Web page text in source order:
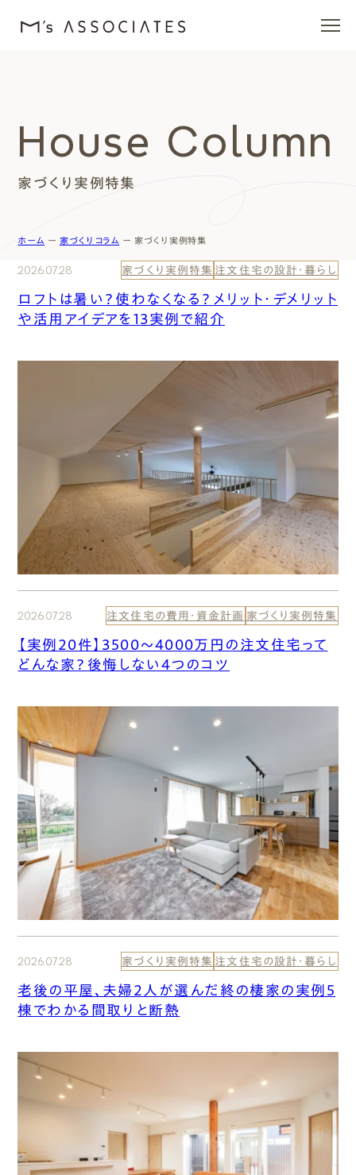
ラインナップ
エムズを愛する人たち
モデルハウス
0120-40-6613
［受付時間］ 9:00～18:00
まずは相談する[無料]
モデルハウスを見る
家づくり実例特集
House Column
ホーム ー 家づくりコラム ー 家づくり実例特集
2026.07.28 家づくり実例特集 注文住宅の設計・暮らし
ロフトは暑い？使わなくなる？メリット・デメリット
や活用アイデアを13実例で紹介
2026.07.28 注文住宅の費用・資金計画 家づくり実例特集
【実例20件】3500〜4000万円の注文住宅って
どんな家？後悔しない4つのコツ
2026.07.28 家づくり実例特集 注文住宅の設計・暮らし
老後の平屋、夫婦2人が選んだ終の棲家の実例5
棟でわかる間取りと断熱